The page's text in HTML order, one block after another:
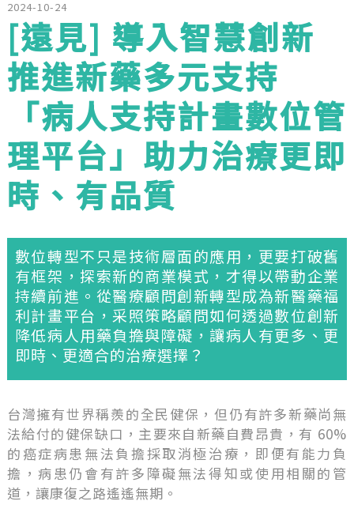
2024-10-24
[遠見] 導入智慧創新
推進新藥多元支持
「病人支持計畫數位管
理平台」助力治療更即
時、有品質
數位轉型不只是技術層面的應用，更要打破舊
有框架，探索新的商業模式，才得以帶動企業
持續前進。從醫療顧問創新轉型成為新醫藥福
利計畫平台，采照策略顧問如何透過數位創新
降低病人用藥負擔與障礙，讓病人有更多、更
即時、更適合的治療選擇？
台灣擁有世界稱羨的全民健保，但仍有許多新藥尚無
法給付的健保缺口，主要來自新藥自費昂貴，有 60%
的癌症病患無法負擔採取消極治療，即便有能力負
擔，病患仍會有許多障礙無法得知或使用相關的管
道，讓康復之路遙遙無期。